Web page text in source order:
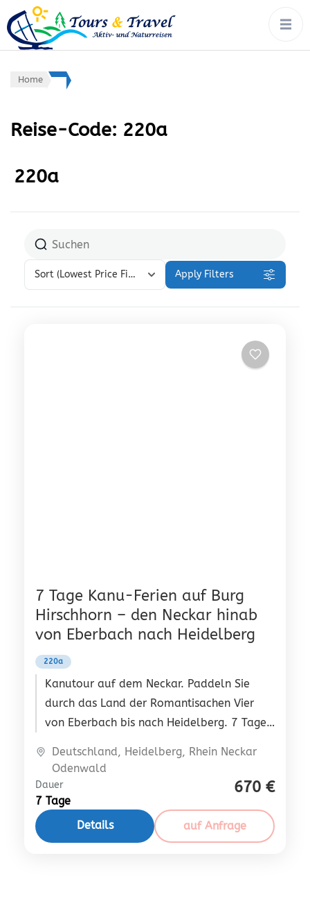
aktiv- &
Rad, Wandern, Wasser,
Gepäcktransport
Home
Reise-Code: 220a
220a
Sort (Lowest Price First) Apply Filters
7 Tage Kanu-Ferien auf Burg
Hirschhorn – den Neckar hinab
von Eberbach nach Heidelberg
220a
Kanutour auf dem Neckar. Paddeln Sie
durch das Land der Romantisachen Vier
von Eberbach bis nach Heidelberg. 7 Tage
Deutschland, Heidelberg, Rhein Neckar
Odenwald
Dauer
7 Tage
670 €
Details auf Anfrage